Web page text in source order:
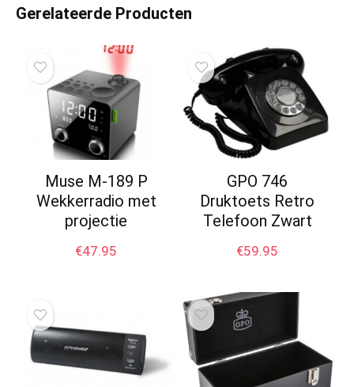
Gerelateerde Producten
Muse M-189 P
Wekkerradio met
projectie
€47.95
GPO 746
Druktoets Retro
Telefoon Zwart
€59.95